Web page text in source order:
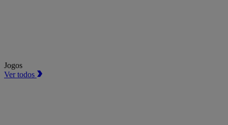
Jogos
Ver todos